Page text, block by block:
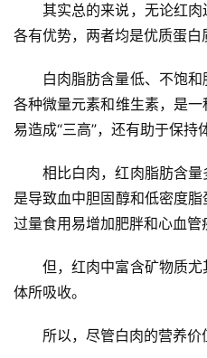
医
闻
其实总的来说，无论红
各有优势，两者均是优质蛋白
白肉脂肪含量低、不饱
各种微量元素和维生素，是
易造成“三高”，还有助于保持
相比白肉，红肉脂肪含量
是导致血中胆固醇和低密度脂
过量食用易增加肥胖和心血管
但，红肉中富含矿物质
体所吸收。
所以，尽管白肉的营养价